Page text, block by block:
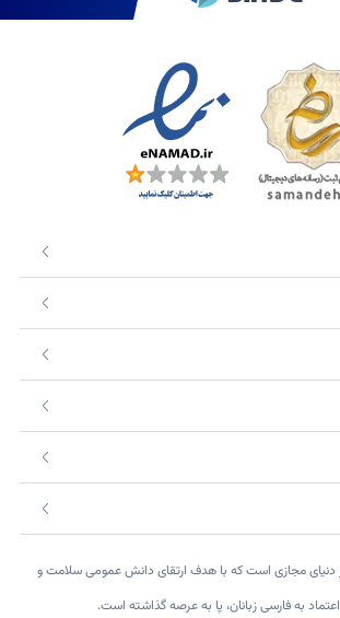
مجازی است که با هدف ارتقای دانش عمومی سلامت و
به فارسی زبانان، پا به عرصه گذاشته است.